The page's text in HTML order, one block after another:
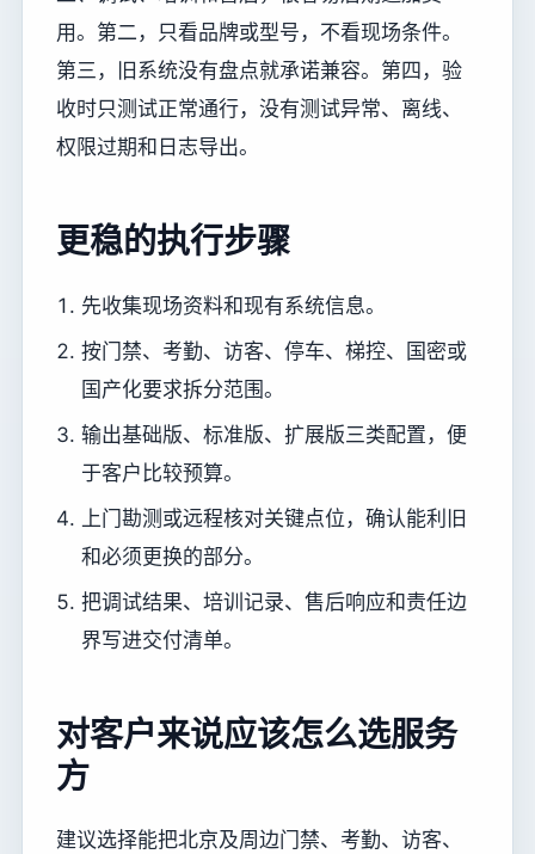
用。第二，只看品牌或型号，不看现场条件。
第三，旧系统没有盘点就承诺兼容。第四，验
收时只测试正常通行，没有测试异常、离线、
权限过期和日志导出。
更稳的执行步骤
先收集现场资料和现有系统信息。
按门禁、考勤、访客、停车、梯控、国密或
国产化要求拆分范围。
输出基础版、标准版、扩展版三类配置，便
于客户比较预算。
上门勘测或远程核对关键点位，确认能利旧
和必须更换的部分。
把调试结果、培训记录、售后响应和责任边
界写进交付清单。
对客户来说应该怎么选服务
方
建议选择能把北京及周边门禁、考勤、访客、